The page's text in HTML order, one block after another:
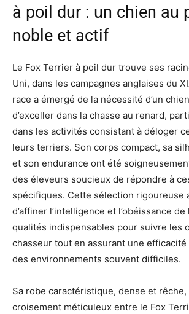
à poil dur : un chien au
noble et actif
Le Fox Terrier à poil dur trouve ses
Uni, dans les campagnes anglaises du
race a émergé de la nécessité d’un
d’exceller dans la chasse au renard,
dans les activités consistant à déloger
leurs terriers. Son corps compact, sa
et son endurance ont été
des éleveurs soucieux de répondre à
spécifiques. Cette sélection rigoureuse
d’affiner l’intelligence et l’obéissance de
qualités indispensables pour suivre les
chasseur tout en assurant une efficacité
des environnements souvent difficiles.
Sa robe caractéristique, dense et rêche,
croisement méticuleux entre le Fox